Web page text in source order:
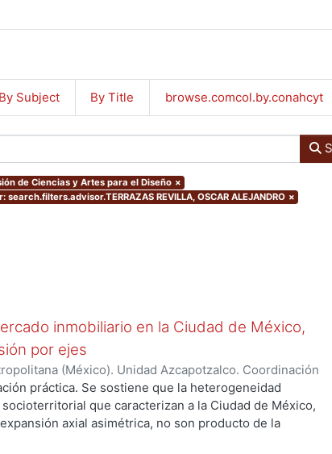
By Subject By Title browse.comcol.by.conahcyt
de Ciencias y Artes para el Diseño ×
search.filters.advisor.TERRAZAS REVILLA, OSCAR ALEJANDRO ×
inmobiliario en la Ciudad de México,
por ejes
(México). Unidad Azcapotzalco. Coordinación
,2016-05-25 )Ejea Mendoza, Guillermo
práctica. Se sostiene que la heterogeneidad
que caracterizan a la Ciudad de México,
axial asimétrica, no son producto de la